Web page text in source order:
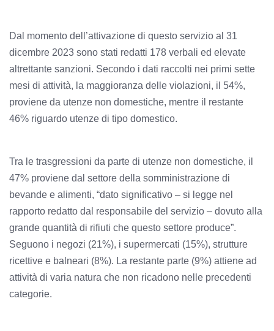
Dal momento dell’attivazione di questo servizio al 31
dicembre 2023 sono stati redatti 178 verbali ed elevate
altrettante sanzioni. Secondo i dati raccolti nei primi sette
mesi di attività, la maggioranza delle violazioni, il 54%,
proviene da utenze non domestiche, mentre il restante
46% riguardo utenze di tipo domestico.
Tra le trasgressioni da parte di utenze non domestiche, il
47% proviene dal settore della somministrazione di
bevande e alimenti, “dato significativo – si legge nel
rapporto redatto dal responsabile del servizio – dovuto alla
grande quantità di rifiuti che questo settore produce”.
Seguono i negozi (21%), i supermercati (15%), strutture
ricettive e balneari (8%). La restante parte (9%) attiene ad
attività di varia natura che non ricadono nelle precedenti
categorie.